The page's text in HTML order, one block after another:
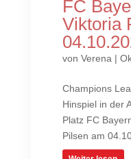
FC
Viktoria
von Verena |
Champions
Hinspiel in der
Platz FC
Pilsen am